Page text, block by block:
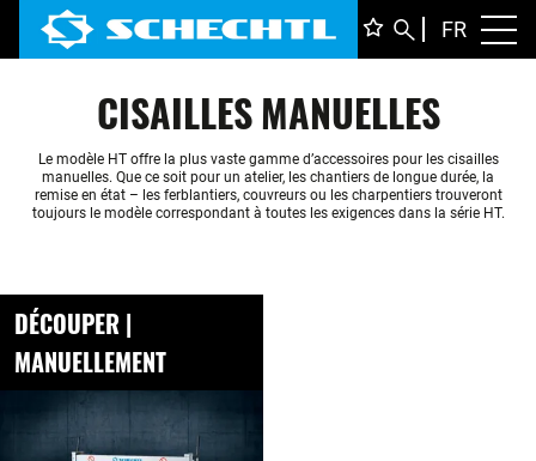
FR
CISAILLES MANUELLES
Le modèle HT offre la plus vaste gamme d’accessoires pour les cisailles
manuelles. Que ce soit pour un atelier, les chantiers de longue durée, la
remise en état – les ferblantiers, couvreurs ou les charpentiers trouveront
toujours le modèle correspondant à toutes les exigences dans la série HT.
DÉCOUPER |
MANUELLEMENT